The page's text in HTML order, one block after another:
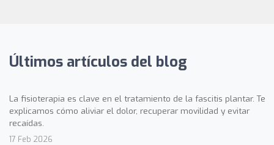
Últimos artículos del blog
La fisioterapia es clave en el tratamiento de la fascitis plantar. Te
explicamos cómo aliviar el dolor, recuperar movilidad y evitar
recaídas.
17 Feb 2026